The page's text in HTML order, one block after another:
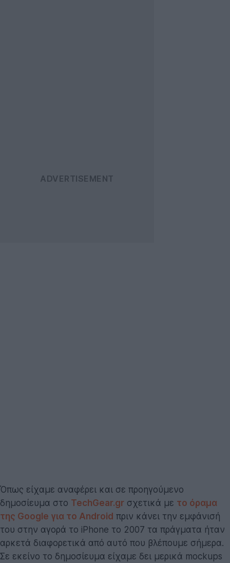
Όπως είχαμε αναφέρει και σε προηγούμενο
δημοσίευμα στο TechGear.gr σχετικά με το όραμα
της Google για το Android πριν κάνει την εμφάνισή
του στην αγορά το iPhone το 2007 τα πράγματα ήταν
αρκετά διαφορετικά από αυτό που βλέπουμε σήμερα.
Σε εκείνο το δημοσίευμα είχαμε δει μερικά mockups